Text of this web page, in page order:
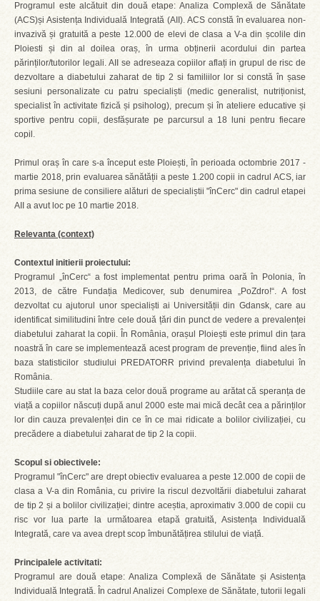
Programul este alcătuit din două etape: Analiza Complexă de Sănătate
(ACS)și Asistența Individuală Integrată (AII). ACS constă în evaluarea non-
invazivă și gratuită a peste 12.000 de elevi de clasa a V-a din școlile din
Ploiesti și din al doilea oraș, în urma obținerii acordului din partea
părinților/tutorilor legali. AII se adreseaza copiilor aflați in grupul de risc de
dezvoltare a diabetului zaharat de tip 2 si familiilor lor si constă în șase
sesiuni personalizate cu patru specialiști (medic generalist, nutriționist,
specialist în activitate fizică și psiholog), precum și în ateliere educative și
sportive pentru copii, desfășurate pe parcursul a 18 luni pentru fiecare
copil.
Primul oraș în care s-a început este Ploiești, în perioada octombrie 2017 -
martie 2018, prin evaluarea sănătății a peste 1.200 copii in cadrul ACS, iar
prima sesiune de consiliere alături de specialiștii "înCerc" din cadrul etapei
AII a avut loc pe 10 martie 2018.
Relevanta (context)
Contextul initierii proiectului:
Programul „înCerc“ a fost implementat pentru prima oară în Polonia, în
2013, de către Fundația Medicover, sub denumirea „PoZdro!“. A fost
dezvoltat cu ajutorul unor specialiști ai Universității din Gdansk, care au
identificat similitudini între cele două țări din punct de vedere a prevalenței
diabetului zaharat la copii. În România, orașul Ploiești este primul din țara
noastră în care se implementează acest program de prevenție, fiind ales în
baza statisticilor studiului PREDATORR privind prevalența diabetului în
România.
Studiile care au stat la baza celor două programe au arătat că speranța de
viață a copiilor născuți după anul 2000 este mai mică decât cea a părinților
lor din cauza prevalenței din ce în ce mai ridicate a bolilor civilizației, cu
precădere a diabetului zaharat de tip 2 la copii.
Scopul si obiectivele:
Programul "înCerc" are drept obiectiv evaluarea a peste 12.000 de copii de
clasa a V-a din România, cu privire la riscul dezvoltării diabetului zaharat
de tip 2 și a bolilor civilizației; dintre aceștia, aproximativ 3.000 de copii cu
risc vor lua parte la următoarea etapă gratuită, Asistența Individuală
Integrată, care va avea drept scop îmbunătățirea stilului de viață.
Principalele activitati:
Programul are două etape: Analiza Complexă de Sănătate și Asistența
Individuală Integrată. În cadrul Analizei Complexe de Sănătate, tutorii legali